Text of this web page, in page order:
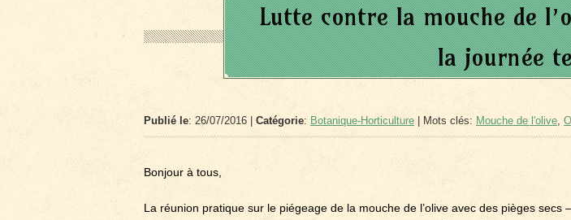
Lutte contre la mouche de
la journée
Publié le: 26/07/2016 | Catégorie: Botanique-Horticulture | Mots clés: Mouche de l'olive,
Bonjour à tous,
La réunion pratique sur le piégeage de la mouche de l’olive avec des pièges secs